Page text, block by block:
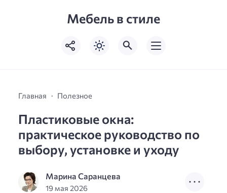
Мебель в стиле
Главная Полезное
Пластиковые окна:
практическое руководство по
выбору, установке и уходу
Марина Саранцева
19 мая 2026